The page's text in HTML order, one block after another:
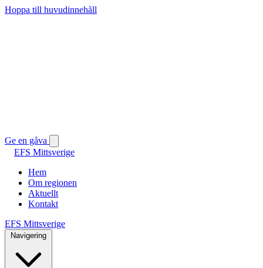
Hoppa till huvudinnehåll
Ge en gåva
EFS Mittsverige
Hem
Om regionen
Aktuellt
Kontakt
EFS Mittsverige
Navigering